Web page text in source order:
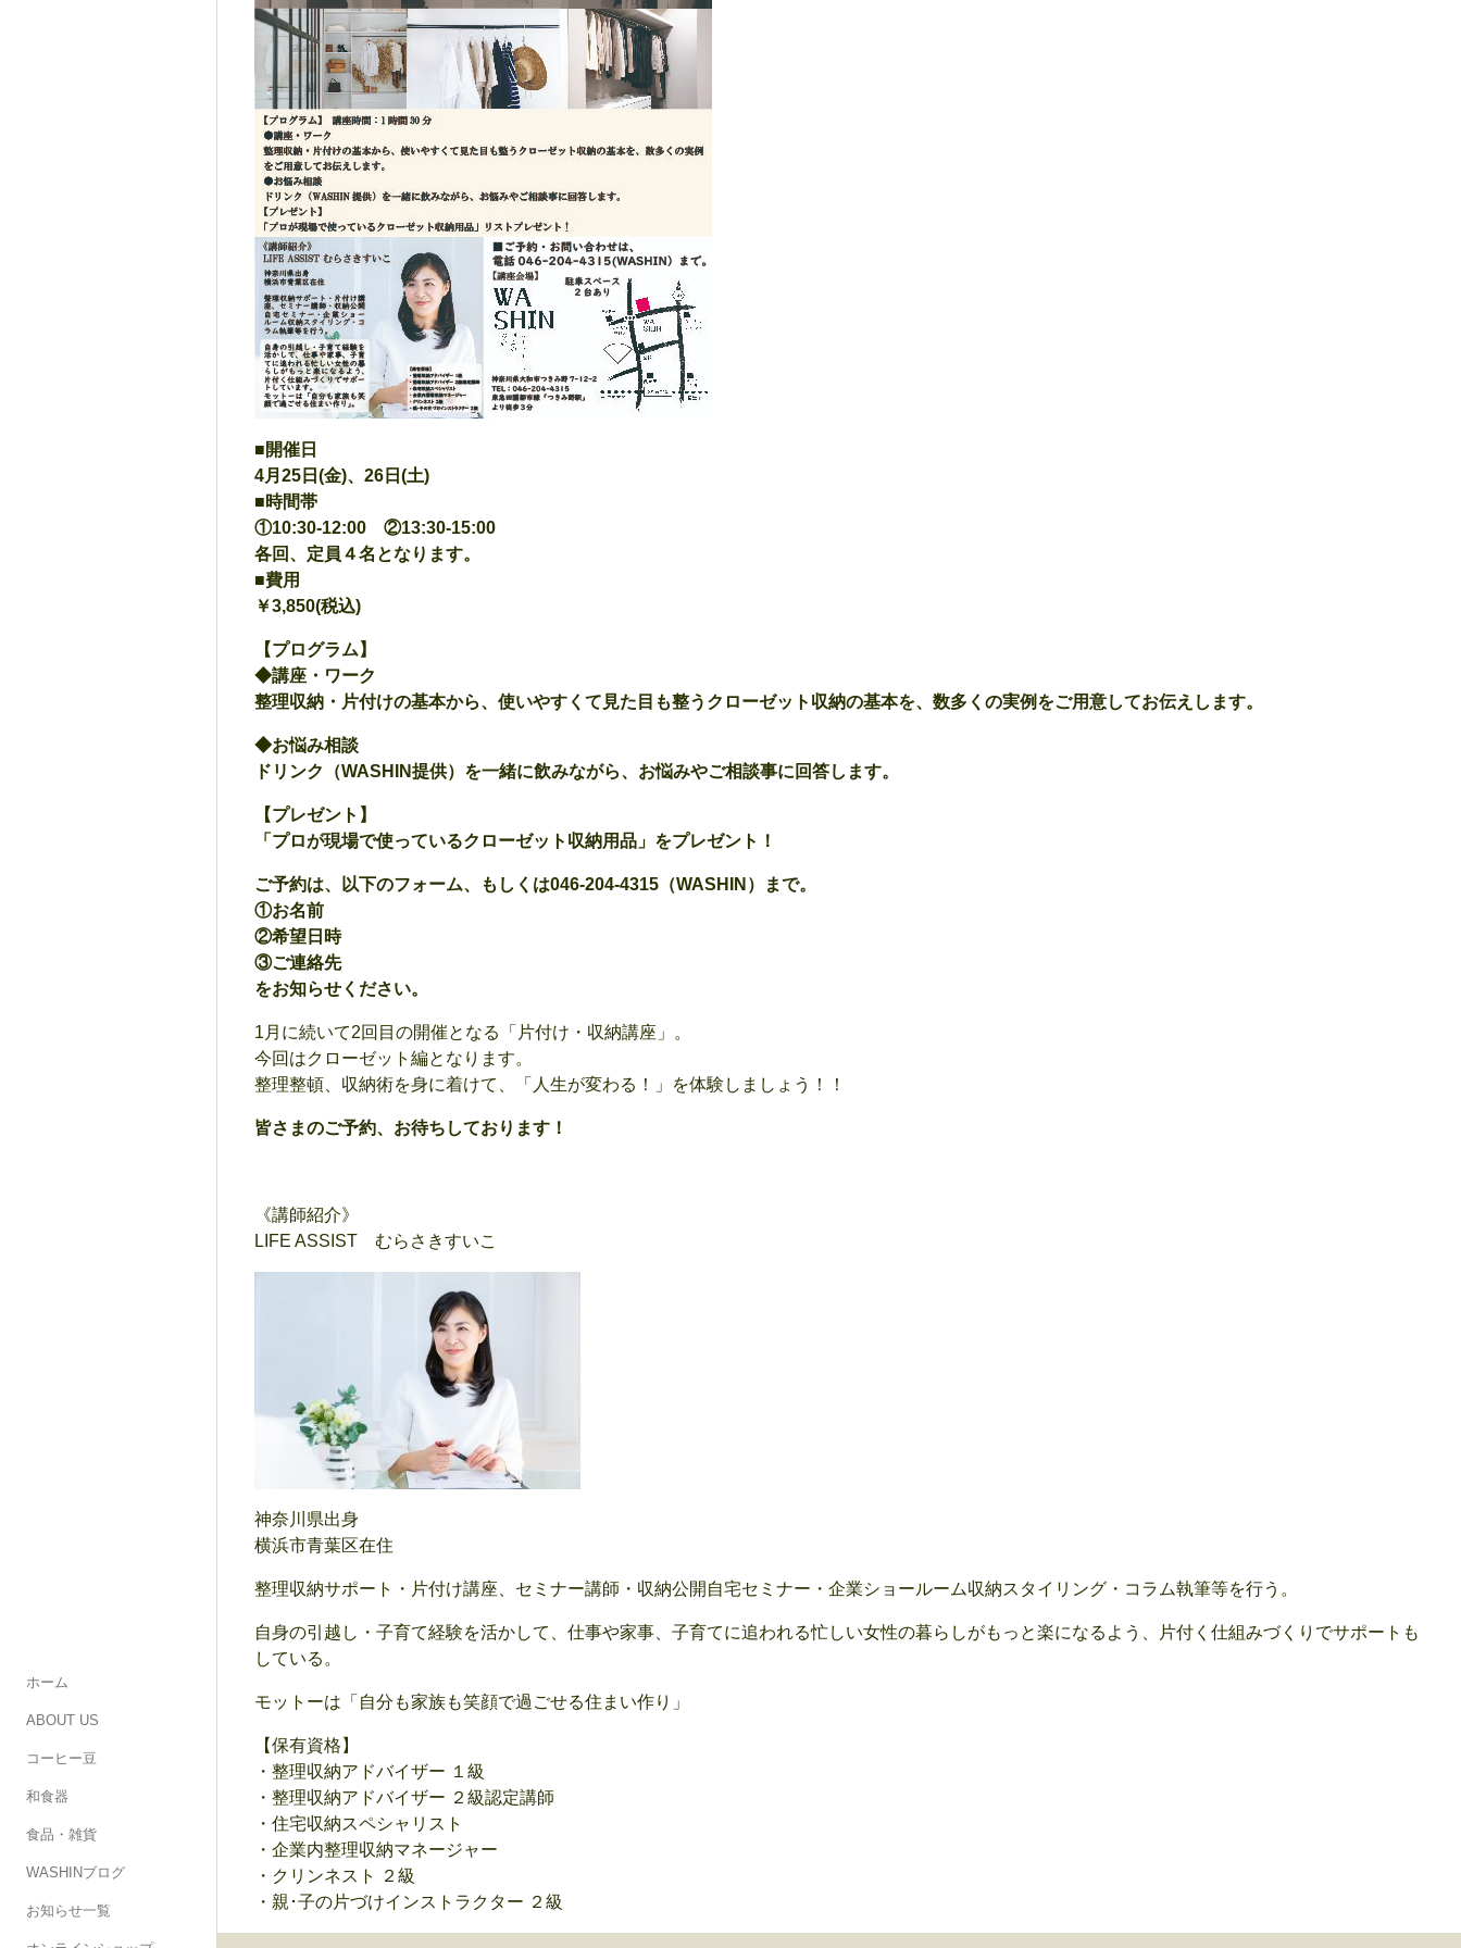
ホーム
ABOUT US
コーヒー豆
和食器
食品・雑貨
WASHINブログ
お知らせ一覧
■開催日
4月25日(金)、26日(土)
■時間帯
①10:30-12:00 ②13:30-15:00
各回、定員４名となります。
■費用
￥3,850(税込)
【プログラム】
◆講座・ワーク
整理収納・片付けの基本から、使いやすくて見た目も整うクローゼット収納の基本を、数多くの実例をご用意してお伝えします。
◆お悩み相談
ドリンク（WASHIN提供）を一緒に飲みながら、お悩みやご相談事に回答します。
【プレゼント】
「プロが現場で使っているクローゼット収納用品」をプレゼント！
ご予約は、以下のフォーム、もしくは046-204-4315（WASHIN）まで。
①お名前
②希望日時
③ご連絡先
をお知らせください。
1月に続いて2回目の開催となる「片付け・収納講座」。
今回はクローゼット編となります。
整理整頓、収納術を身に着けて、「人生が変わる！」を体験しましょう！！
皆さまのご予約、お待ちしております！
《講師紹介》
LIFE ASSIST むらさきすいこ
神奈川県出身
横浜市青葉区在住
整理収納サポート・片付け講座、セミナー講師・収納公開自宅セミナー・企業ショールーム収納スタイリング・コラム執筆等を行う。
自身の引越し・子育て経験を活かして、仕事や家事、子育てに追われる忙しい女性の暮らしがもっと楽になるよう、片付く仕組みづくりでサポートも
している。
モットーは「自分も家族も笑顔で過ごせる住まい作り」
【保有資格】
・整理収納アドバイザー １級
・整理収納アドバイザー ２級認定講師
・住宅収納スペシャリスト
・企業内整理収納マネージャー
・クリンネスト ２級
・親･子の片づけインストラクター ２級